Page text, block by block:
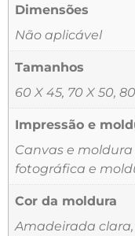
Dimensões
Não aplicável
Tamanhos
60 X 45, 70 X 50,
Impressão e
Canvas e
fotográfica e
Cor da moldura
Amadeirada